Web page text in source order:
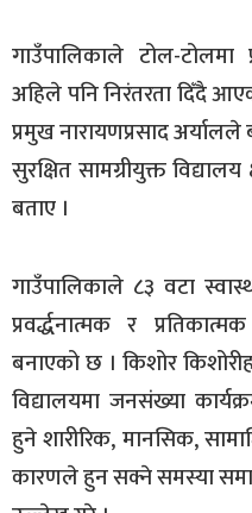
गाउँपालिकाले टोल-टोलमा
अहिले पनि निरंतरता दिँदै
प्रमुख नारायणप्रसाद
सुरक्षित सामग्रीयुक्त
बताए ।
गाउँपालिकाले ८३ वटा
प्रवर्द्धनात्मक र
बनाएको छ । किशोर
विद्यालयमा जनसंख्या
हुने शारीरिक, मानसिक,
कारणले हुन सक्ने समस्या